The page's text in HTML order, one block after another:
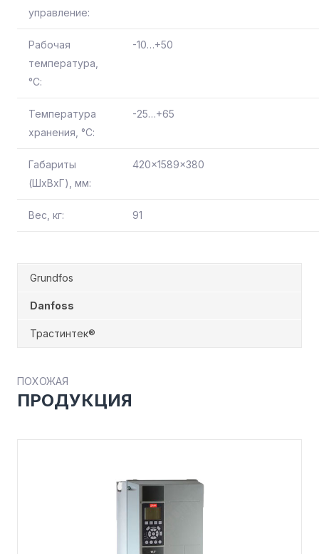
управление:
Рабочая
температура,
°С:
-10…+50
Температура
хранения, °С:
-25…+65
Габариты
(ШхВхГ), мм:
420x1589x380
Вес, кг: 91
Grundfos
Danfoss
Трастинтек®
ПОХОЖАЯ
ПРОДУКЦИЯ